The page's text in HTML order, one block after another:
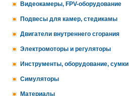
Видеокамеры, FPV-оборудование
Подвесы для камер, стедикамы
Двигатели внутреннего сгорания
Электромоторы и регуляторы
Инструменты, оборудование, сумки
Симуляторы
Материалы